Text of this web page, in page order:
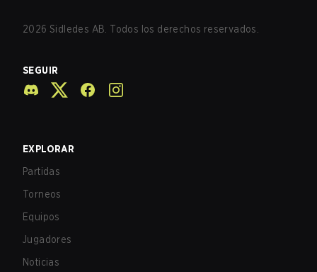
2026 Sidledes AB. Todos los derechos reservados.
SEGUIR
EXPLORAR
Partidas
Torneos
Equipos
Jugadores
Noticias